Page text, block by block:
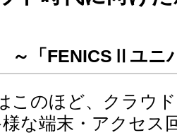
～「FENICSⅡユニ
このほど、クラウド
様な端末・アクセス